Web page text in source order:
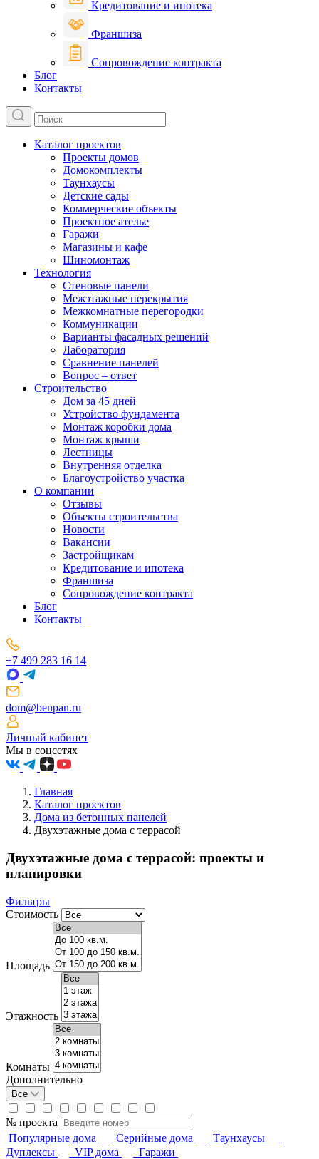
Кредитование и ипотека
Франшиза
Сопровождение контракта
Блог
Контакты
Каталог проектов
Проекты домов
Домокомплекты
Таунхаусы
Детские сады
Коммерческие объекты
Проектное ателье
Гаражи
Магазины и кафе
Шиномонтаж
Технология
Стеновые панели
Межэтажные перекрытия
Межкомнатные перегородки
Коммуникации
Варианты фасадных решений
Лаборатория
Сравнение панелей
Вопрос – ответ
Строительство
Дом за 45 дней
Устройство фундамента
Монтаж коробки дома
Монтаж крыши
Лестницы
Внутренняя отделка
Благоустройство участка
О компании
Отзывы
Объекты строительства
Новости
Вакансии
Застройщикам
Кредитование и ипотека
Франшиза
Сопровождение контракта
Блог
Контакты
+7 499 283 16 14
dom@benpan.ru
Личный кабинет
Мы в соцсетях
Главная
Каталог проектов
Дома из бетонных панелей
Двухэтажные дома с террасой
Двухэтажные дома с террасой: проекты и
планировки
Фильтры
Стоимость
Площадь
Этажность
Комнаты
Дополнительно
Все
№ проекта
Популярные дома
Серийные дома
Таунхаусы
Дуплексы
VIP дома
Гаражи